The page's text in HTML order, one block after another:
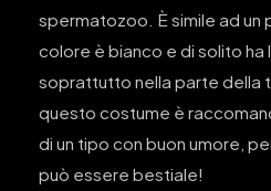
spermatozoo. È simile ad un
colore è bianco e di solito ha
soprattutto nella parte della
questo costume è
di un tipo con buon umore,
può essere bestiale!